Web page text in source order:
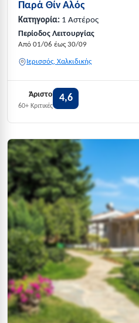
Παρά Θίν Αλός
Κατηγορία: 1 Αστέρος
Περίοδος Λειτουργίας
Από 01/06 έως 30/09
Ιερισσός, Χαλκιδικής
Άριστο
60+ Κριτικές
4,6